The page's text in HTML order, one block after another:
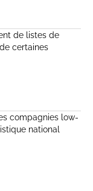
de listes de
certaines
compagnies low-
national